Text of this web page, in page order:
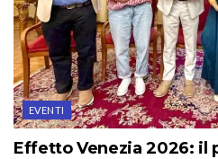
EVENTI
Effetto Venezia 2026: il